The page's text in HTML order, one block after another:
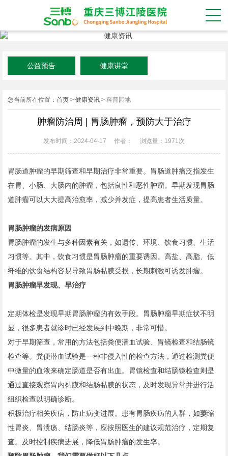
公益预告 健康讲堂
您当前所在位置： 首页 > 健康资讯 > 科普园地
肿瘤防治周 | 胃肠肿瘤，预防大于治疗
发布时间：2024-04-17 作者： 浏览量： 1971次
胃肠道肿瘤的早期筛查和早期治疗非常重要。胃肠道肿瘤泛指发生
在胃、小肠、大肠内的肿瘤，包括良性和恶性肿瘤。早期发现胃肠
道肿瘤可以大大提高治愈率，减少并发症，提高患者生活质量。
胃肠肿瘤的发病原因
胃肠肿瘤的发生与多种因素有关，如遗传、环境、饮食习惯、生活
习惯等。其中，饮食习惯是胃肠肿瘤的重要诱因。高盐、高脂、低
纤维的饮食结构容易导致胃肠黏膜受损，长期刺激可诱发肿瘤。
胃肠肿瘤早发现、早治疗
定期体检是发现早期胃肠肿瘤的有效手段。胃肠肿瘤早期症状不明
显，很多患者就诊时已经发展到中晚期，非常可惜。
对于早期筛查，常用的方法包括粪便潜血试验、胃镜检查和结肠镜
检查等。粪便潜血试验是一种非侵入性的检查方法，通过检测粪便
中微量的血液来确定肠道是否有出血。胃镜检查和结肠镜检查则是
通过直接观察胃内黏膜和结肠黏膜的状态，及时发现异常并进行活
组织检查以明确诊断。
积极治疗相关疾病，防止病变进展。患有胃肠疾病的人群，如萎缩
性胃炎、胃溃疡、结肠炎等，应按照医生的建议规范治疗，定期复
查。及时控制疾病进展，降低胃肠肿瘤的发生率。